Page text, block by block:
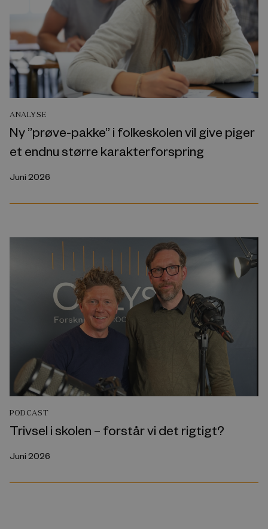
ANALYSE
Ny ”prøve-pakke” i folkeskolen vil give piger
et endnu større karakterforspring
Juni 2026
PODCAST
Trivsel i skolen – forstår vi det rigtigt?
Juni 2026